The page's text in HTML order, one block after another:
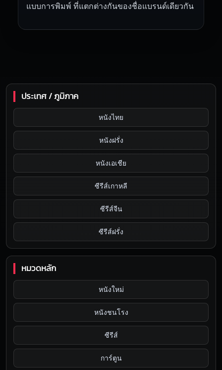
แบบการพิมพ์ ที่แตกต่างกันของชื่อแบรนด์เดียวกัน
ประเทศ / ภูมิภาค
หนังไทย
หนังฝรั่ง
หนังเอเชีย
ซีรีส์เกาหลี
ซีรีส์จีน
ซีรีส์ฝรั่ง
หมวดหลัก
หนังใหม่
หนังชนโรง
ซีรีส์
การ์ตูน